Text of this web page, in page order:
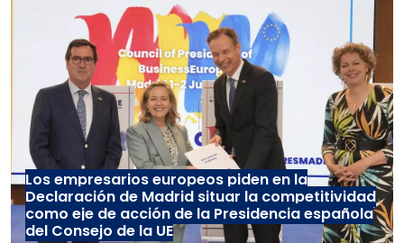
Los empresarios europeos piden en la
Declaración de Madrid situar la competitividad
como eje de acción de la Presidencia española
del Consejo de la UE